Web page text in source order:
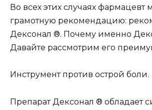
Во всех этих случаях фармацевт
грамотную рекомендацию:
Дексонал ®. Почему именно
Давайте рассмотрим его
Инструмент против острой боли.
Препарат Дексонал ® обладает